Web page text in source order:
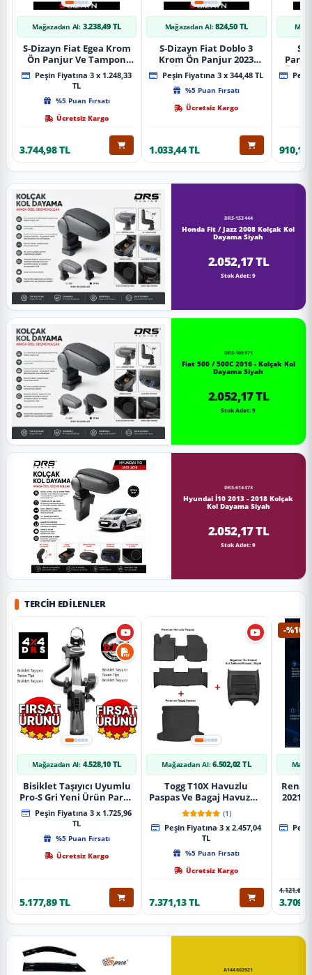
Mağazadan Al: 3.238,49 TL
S-Dizayn Fiat Egea Krom
Ön Panjur Ve Tampon
Çıta Seti Diamond Model
22 Prç. 2020 Üzeri (Parlak
Peşin Fiyatına 3 x 1.248,33
TL
%5 Puan Fırsatı
Ücretsiz Kargo
3.744,98 TL
Mağazadan Al: 824,50 TL
S-Dizayn Fiat Doblo 3
Krom Ön Panjur 2023
Üzeri A+ Kalite
Peşin Fiyatına 3 x 344,48 TL
%5 Puan Fırsatı
Ücretsiz Kargo
1.033,44 TL
S-
Ön
910,16
DRS-153444
Honda Fit / Jazz 2008 Kolçak Kol
Dayama Siyah
2.052,17 TL
Stok Adet: 9
DRS-109971
Fiat 500 / 500C 2016 - Kolçak Kol
Dayama Siyah
2.052,17 TL
Stok Adet: 9
DRS-614473
Hyundai İ10 2013 - 2018 Kolçak
Kol Dayama Siyah
2.052,17 TL
Stok Adet: 9
TERCIH EDILENLER
Mağazadan Al: 4.528,10 TL
Bisiklet Taşıyıcı Uyumlu
Pro-S Gri Yeni Ürün Parça
Tavan Tipi Bisiklet
Taşıyıcı
Peşin Fiyatına 3 x 1.725,96
TL
%5 Puan Fırsatı
Ücretsiz Kargo
5.177,89 TL
Mağazadan Al: 6.502,02 TL
Togg T10X Havuzlu
Paspas Ve Bagaj Havuzu +
Siyah Organizer
(1)
Peşin Fiyatına 3 x 2.457,04
TL
%5 Puan Fırsatı
Ücretsiz Kargo
7.371,13 TL
-%10
2021
4.121,65 TL
A144662021